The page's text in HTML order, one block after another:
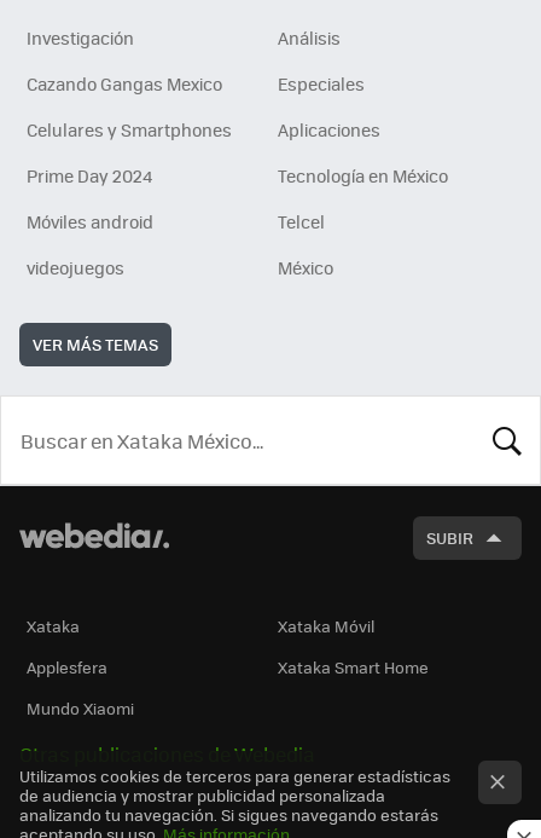
Investigación
Análisis
Cazando Gangas Mexico
Especiales
Celulares y Smartphones
Aplicaciones
Prime Day 2024
Tecnología en México
Móviles android
Telcel
videojuegos
México
VER MÁS TEMAS
SUBIR
Xataka
Xataka Móvil
Applesfera
Xataka Smart Home
Mundo Xiaomi
Otras publicaciones de Webedia
Utilizamos cookies de terceros para generar estadísticas
de audiencia y mostrar publicidad personalizada
analizando tu navegación. Si sigues navegando estarás